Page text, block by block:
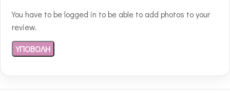
You have to be logged in to be able to add photos to your
review.